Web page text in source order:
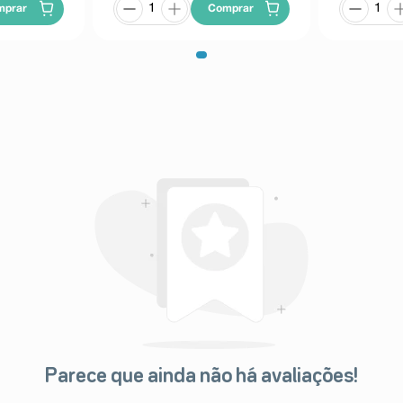
Fracionável ** EmbalagemComprar
Parece que ainda não há avaliações!